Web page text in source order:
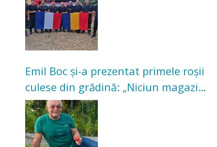
Emil Boc și-a prezentat primele roșii
culese din grădină: „Niciun magazin
nu poate oferi această satisfacție”